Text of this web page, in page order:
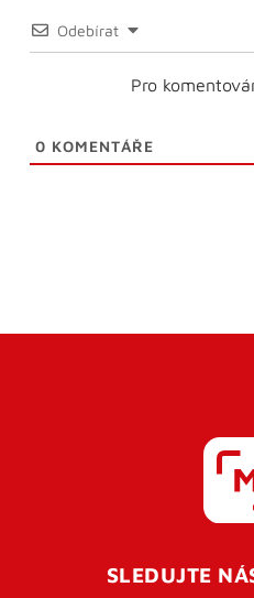
Odebírat
Pro
0 KOMENTÁŘE
SLEDUJTE